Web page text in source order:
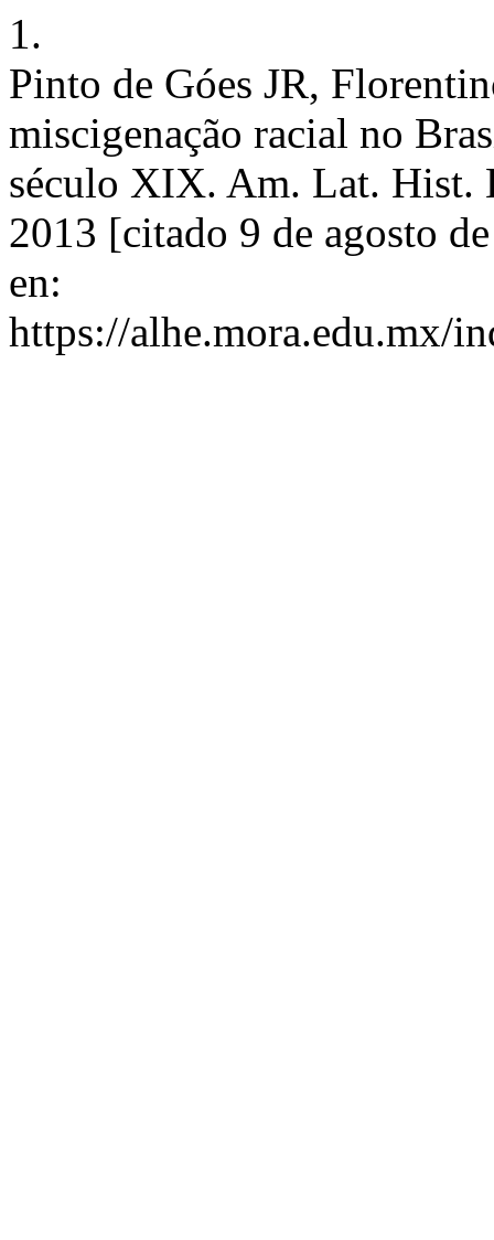
1.
Pinto de Góes JR,
miscigenação racial no
século XIX. Am. Lat. Hist.
2013 [citado 9 de agosto
en:
https://alhe.mora.edu.mx/